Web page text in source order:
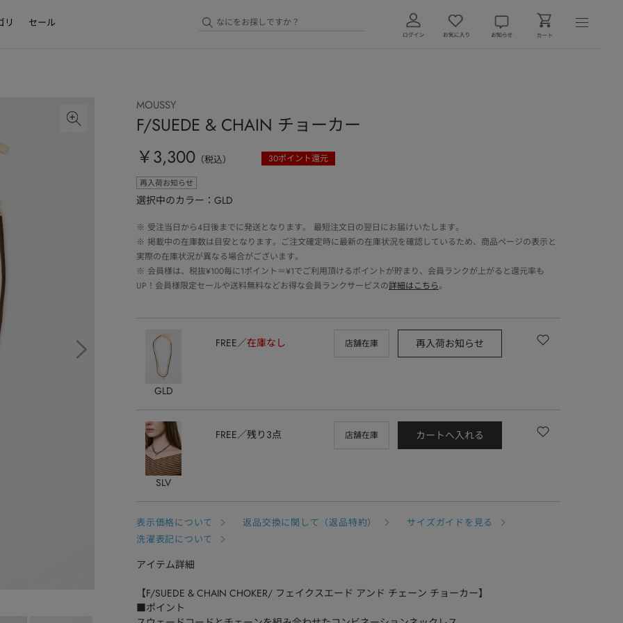
リ セール
MOUSSY
F/SUEDE & CHAIN チョーカー
￥3,300 （税込） 30ポイント還元
再入荷お知らせ
選択中のカラー：GLD
※ 受注当日から4日後までに発送となります。 最短注文日の翌日にお届けいたします。
※ 掲載中の在庫数は目安となります。ご注文確定時に最新の在庫状況を確認しているため、商品ページの表示と
実際の在庫状況が異なる場合がございます。
※ 会員様は、税抜¥100毎に1ポイント＝¥1でご利用頂けるポイントが貯まり、会員ランクが上がると還元率も
UP！会員様限定セールや送料無料などお得な会員ランクサービスの詳細はこちら。
GLD
FREE 在庫なし 店舗在庫 再入荷お知らせ
SLV
FREE 残り3点 店舗在庫 カートへ入れる
表示価格について 返品交換に関して（返品特約）
サイズガイドを見る
洗濯表記について
アイテム詳細
【F/SUEDE & CHAIN CHOKER/ フェイクスエード アンド チェーン チョーカー】
■ポイント